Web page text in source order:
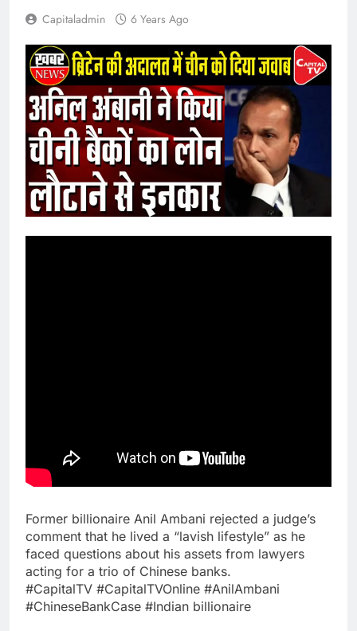
Capitaladmin 6 Years Ago
Former billionaire Anil Ambani rejected a judge’s
comment that he lived a “lavish lifestyle” as he
faced questions about his assets from lawyers
acting for a trio of Chinese banks.
#CapitalTV #CapitalTVOnline #AnilAmbani
#ChineseBankCase #Indian billionaire